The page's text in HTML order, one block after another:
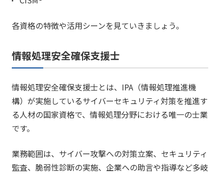
各資格の特徴や活用シーンを見ていきましょう。
情報処理安全確保支援士
情報処理安全確保支援士とは、IPA（情報処理推進機
構）が実施しているサイバーセキュリティ対策を推進す
る人材の国家資格で、情報処理分野における唯一の士業
です。
業務範囲は、サイバー攻撃への対策立案、セキュリティ
監査、脆弱性診断の実施、企業への助言や指導など多岐